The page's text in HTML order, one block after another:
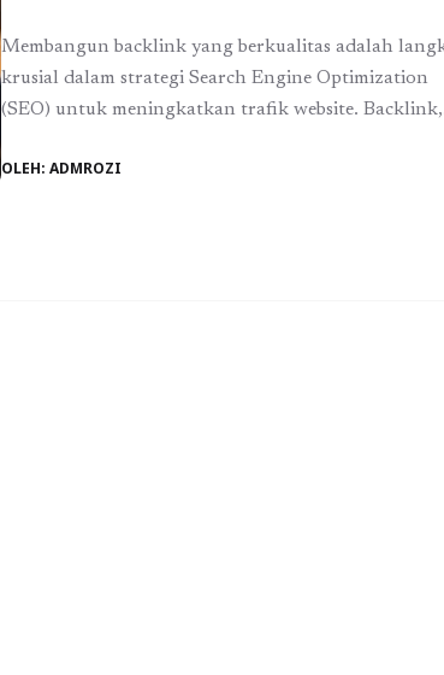
Membangun backlink yang berkualitas adalah
krusial dalam strategi Search Engine Optimization
(SEO) untuk meningkatkan trafik website. Backlink,
web lain ke situs Anda. Kualitas backlink sangat
OLEH: ADMROZI